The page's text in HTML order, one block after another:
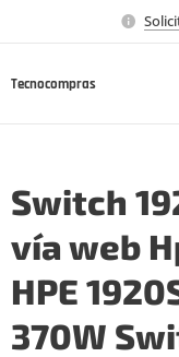
Tecnocompras
Switch
vía web
HPE
370W